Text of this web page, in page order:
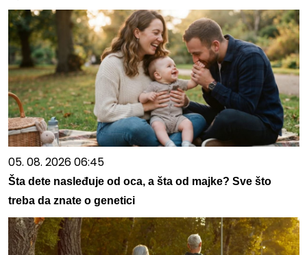
05. 08. 2026 06:45
Šta dete nasleđuje od oca, a šta od majke? Sve što
treba da znate o genetici